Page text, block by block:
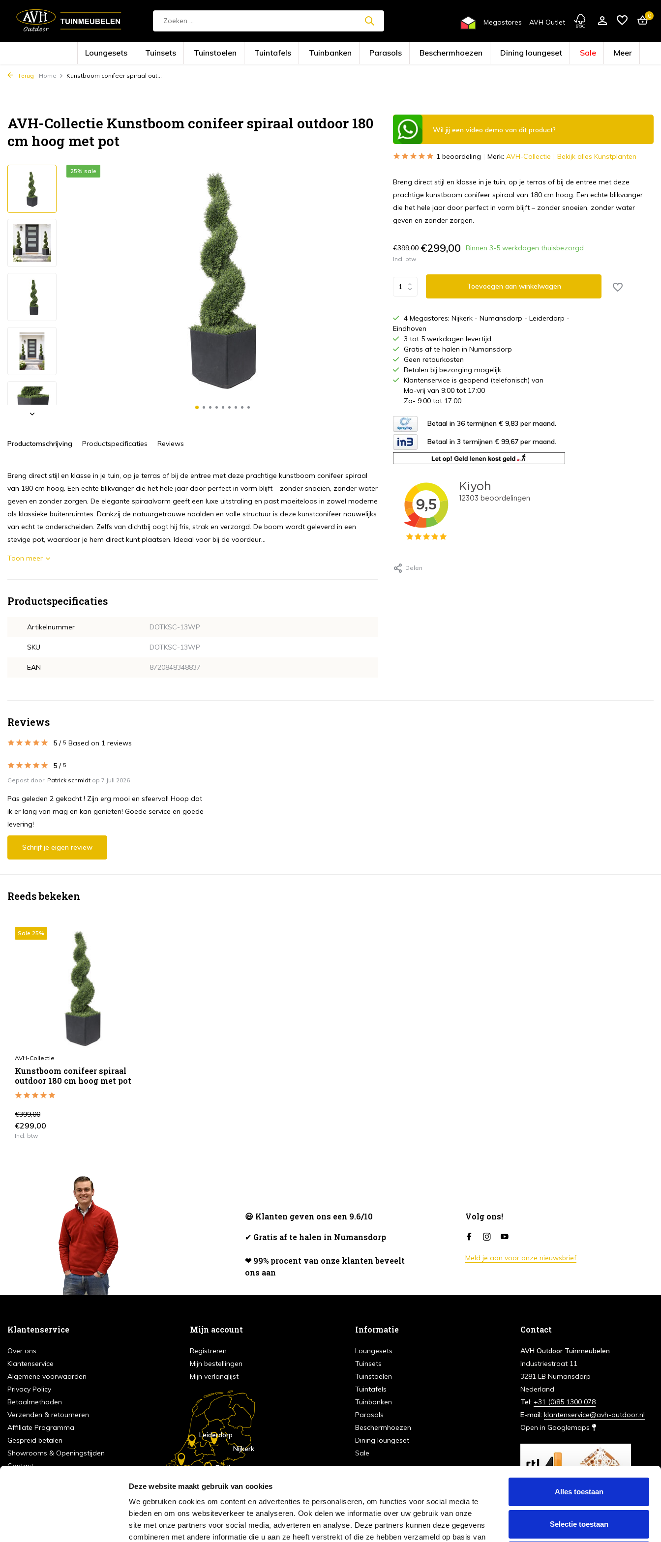
Deze website maakt gebruik van cookies
We gebruiken cookies om content en advertenties te personaliseren, om functies voor social media te
bieden en om ons websiteverkeer te analyseren. Ook delen we informatie over uw gebruik van onze
site met onze partners voor social media, adverteren en analyse. Deze partners kunnen deze gegevens
combineren met andere informatie die u aan ze heeft verstrekt of die ze hebben verzameld op basis van
Alles toestaan
Selectie toestaan
Megastores AVH Outlet
0
Loungesets Tuinsets Tuinstoelen Tuintafels Tuinbanken Parasols Beschermhoezen Dining loungeset Sale Meer
Terug Home Kunstboom conifeer spiraal out...
AVH-Collectie Kunstboom conifeer spiraal outdoor 180
cm hoog met pot
25% sale
Productomschrijving Productspecificaties Reviews
Breng direct stijl en klasse in je tuin, op je terras of bij de entree met deze prachtige kunstboom conifeer spiraal
van 180 cm hoog. Een echte blikvanger die het hele jaar door perfect in vorm blijft – zonder snoeien, zonder water
geven en zonder zorgen. De elegante spiraalvorm geeft een luxe uitstraling en past moeiteloos in zowel moderne
als klassieke buitenruimtes. Dankzij de natuurgetrouwe naalden en volle structuur is deze kunstconifeer nauwelijks
van echt te onderscheiden. Zelfs van dichtbij oogt hij fris, strak en verzorgd. De boom wordt geleverd in een
stevige pot, waardoor je hem direct kunt plaatsen. Ideaal voor bij de voordeur...
Toon meer
Productspecificaties
Artikelnummer DOTKSC-13WP
SKU DOTKSC-13WP
EAN 8720848348837
Wil jij een video demo van dit product?
1 beoordeling Merk: AVH-Collectie Bekijk alles Kunstplanten
Breng direct stijl en klasse in je tuin, op je terras of bij de entree met deze
prachtige kunstboom conifeer spiraal van 180 cm hoog. Een echte blikvanger
die het hele jaar door perfect in vorm blijft – zonder snoeien, zonder water
geven en zonder zorgen.
€399,00 €299,00 Binnen 3-5 werkdagen thuisbezorgd
Incl. btw
Toevoegen aan winkelwagen
4 Megastores: Nijkerk - Numansdorp - Leiderdorp -
Eindhoven
3 tot 5 werkdagen levertijd
Gratis af te halen in Numansdorp
Geen retourkosten
Betalen bij bezorging mogelijk
Klantenservice is geopend (telefonisch) van
Ma-vrij van 9:00 tot 17:00
Za- 9:00 tot 17:00
Betaal in 36 termijnen € 9,83 per maand.
Betaal in 3 termijnen € 99,67 per maand.
Delen
Reviews
5 / 5 Based on 1 reviews
5 / 5
Gepost door: Patrick schmidt op 7 Juli 2026
Pas geleden 2 gekocht ! Zijn erg mooi en sfeervol! Hoop dat
ik er lang van mag en kan genieten! Goede service en goede
levering!
Schrijf je eigen review
Reeds bekeken
Sale 25%
AVH-Collectie
Kunstboom conifeer spiraal
outdoor 180 cm hoog met pot
€399,00
€299,00
Incl. btw
😃 Klanten geven ons een 9.6/10
✔ Gratis af te halen in Numansdorp
❤ 99% procent van onze klanten beveelt
ons aan
Volg ons!
Meld je aan voor onze nieuwsbrief
Klantenservice
Over ons
Klantenservice
Algemene voorwaarden
Privacy Policy
Betaalmethoden
Verzenden & retourneren
Affiliate Programma
Gespreid betalen
Showrooms & Openingstijden
Contact
Mijn account
Registreren
Mijn bestellingen
Mijn verlanglijst
Eindhoven
Nijkerk
Leiderdorp
Informatie
Loungesets
Tuinsets
Tuinstoelen
Tuintafels
Tuinbanken
Parasols
Beschermhoezen
Dining loungeset
Sale
Contact
AVH Outdoor Tuinmeubelen
Industriestraat 11
3281 LB Numansdorp
Nederland
Tel: +31 (0)85 1300 078
E-mail: klantenservice@avh-outdoor.nl
Open in Googlemaps